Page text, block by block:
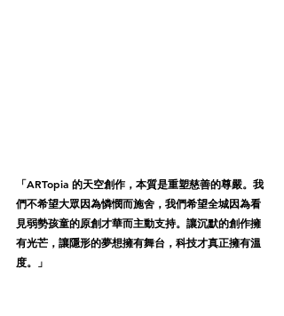
「ARTopia 的天空創作，本質是重塑慈善的尊嚴。我
們不希望大眾因為憐憫而施舍，我們希望全城因為看
見弱勢孩童的原創才華而主動支持。讓沉默的創作擁
有光芒，讓隱形的夢想擁有舞台，科技才真正擁有溫
度。」